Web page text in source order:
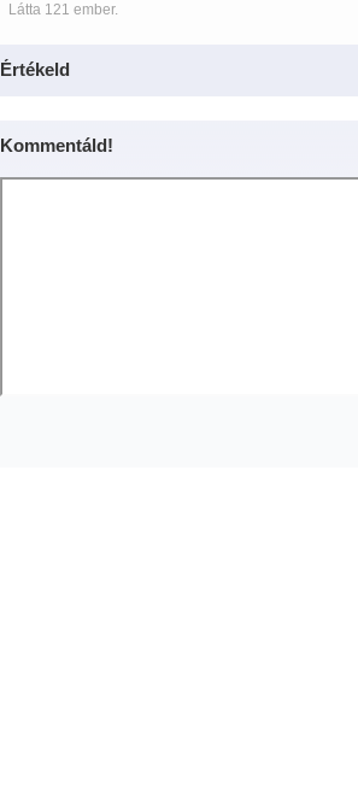
Látta 121 ember.
Értékeld
Kommentáld!